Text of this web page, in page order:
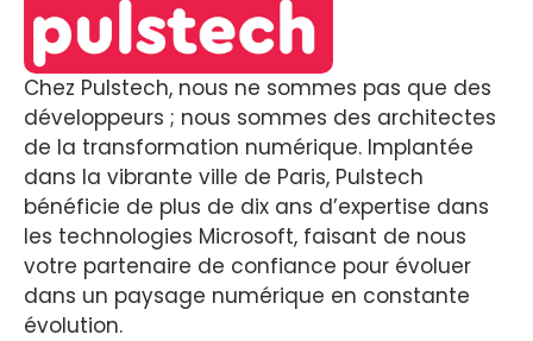
Chez Pulstech, nous ne sommes pas que des
développeurs ; nous sommes des architectes
de la transformation numérique. Implantée
dans la vibrante ville de Paris, Pulstech
bénéficie de plus de dix ans d’expertise dans
les technologies Microsoft, faisant de nous
votre partenaire de confiance pour évoluer
dans un paysage numérique en constante
évolution.